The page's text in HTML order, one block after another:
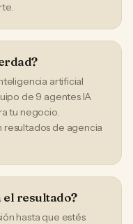
artificial
de 9 agentes IA
tu negocio.
resultados de agencia
el resultado?
hasta que estés